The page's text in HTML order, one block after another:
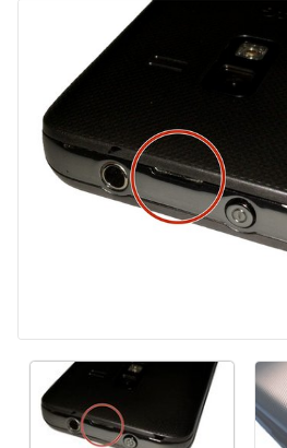
Ajouter un commentaire